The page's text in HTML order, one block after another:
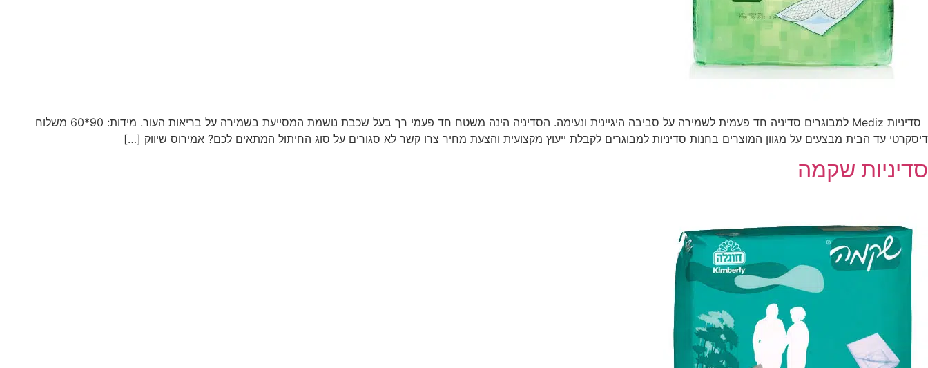
סדיניות Mediz למבוגרים סדיניה חד פעמית לשמירה על סביבה היגיינית ונעימה. הסדיניה הינה משטח חד פעמי רך בעל שכבת נושמת המסייעת בשמירה על בריאות העור. מידות: 90*60 משלוח
דיסקרטי עד הבית מבצעים על מגוון המוצרים בחנות סדיניות למבוגרים לקבלת ייעוץ מקצועית והצעת מחיר צרו קשר לא סגורים על סוג החיתול המתאים לכם? אמירוס שיווק […]
סדיניות שקמה